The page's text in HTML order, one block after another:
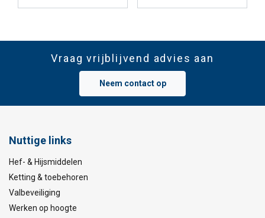
Vraag vrijblijvend advies aan
Neem contact op
Nuttige links
Hef- & Hijsmiddelen
Ketting & toebehoren
Valbeveiliging
Werken op hoogte